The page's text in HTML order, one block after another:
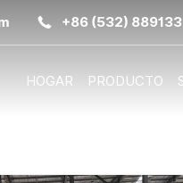
+86 (532)
HOGAR PRODUCTO